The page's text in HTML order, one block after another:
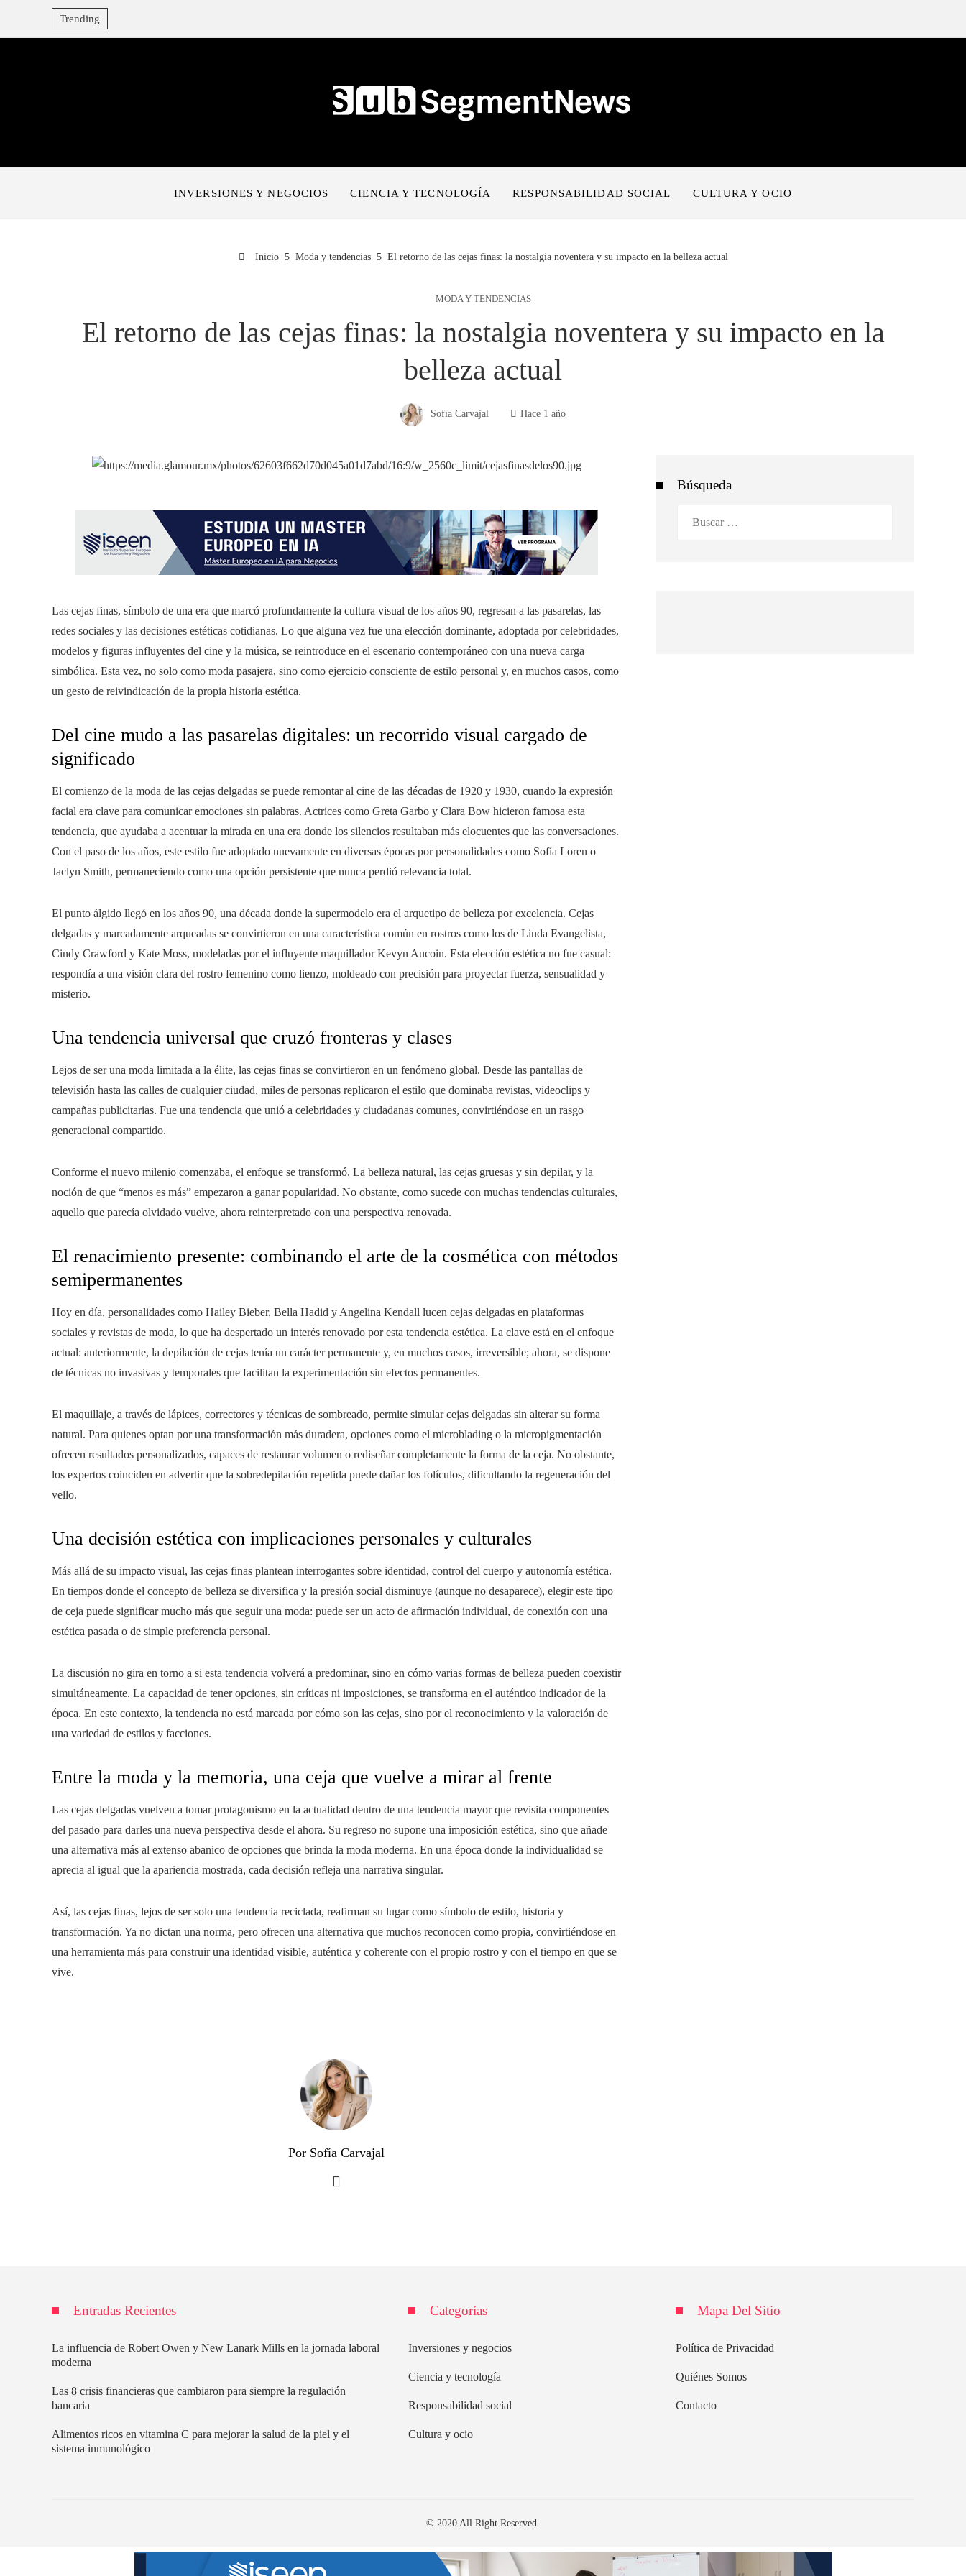
Trending
INVERSIONES Y NEGOCIOS CIENCIA Y TECNOLOGÍA RESPONSABILIDAD SOCIAL CULTURA Y OCIO
Inicio Moda y tendencias El retorno de las cejas finas: la nostalgia noventera y su impacto en la belleza actual
MODA Y TENDENCIAS
El retorno de las cejas finas: la nostalgia noventera y su impacto en la
belleza actual
Sofía Carvajal Hace 1 año
Las cejas finas, símbolo de una era que marcó profundamente la cultura visual de los años 90, regresan a las pasarelas, las
redes sociales y las decisiones estéticas cotidianas. Lo que alguna vez fue una elección dominante, adoptada por celebridades,
modelos y figuras influyentes del cine y la música, se reintroduce en el escenario contemporáneo con una nueva carga
simbólica. Esta vez, no solo como moda pasajera, sino como ejercicio consciente de estilo personal y, en muchos casos, como
un gesto de reivindicación de la propia historia estética.
Del cine mudo a las pasarelas digitales: un recorrido visual cargado de
significado
El comienzo de la moda de las cejas delgadas se puede remontar al cine de las décadas de 1920 y 1930, cuando la expresión
facial era clave para comunicar emociones sin palabras. Actrices como Greta Garbo y Clara Bow hicieron famosa esta
tendencia, que ayudaba a acentuar la mirada en una era donde los silencios resultaban más elocuentes que las conversaciones.
Con el paso de los años, este estilo fue adoptado nuevamente en diversas épocas por personalidades como Sofía Loren o
Jaclyn Smith, permaneciendo como una opción persistente que nunca perdió relevancia total.
El punto álgido llegó en los años 90, una década donde la supermodelo era el arquetipo de belleza por excelencia. Cejas
delgadas y marcadamente arqueadas se convirtieron en una característica común en rostros como los de Linda Evangelista,
Cindy Crawford y Kate Moss, modeladas por el influyente maquillador Kevyn Aucoin. Esta elección estética no fue casual:
respondía a una visión clara del rostro femenino como lienzo, moldeado con precisión para proyectar fuerza, sensualidad y
misterio.
Una tendencia universal que cruzó fronteras y clases
Lejos de ser una moda limitada a la élite, las cejas finas se convirtieron en un fenómeno global. Desde las pantallas de
televisión hasta las calles de cualquier ciudad, miles de personas replicaron el estilo que dominaba revistas, videoclips y
campañas publicitarias. Fue una tendencia que unió a celebridades y ciudadanas comunes, convirtiéndose en un rasgo
generacional compartido.
Conforme el nuevo milenio comenzaba, el enfoque se transformó. La belleza natural, las cejas gruesas y sin depilar, y la
noción de que “menos es más” empezaron a ganar popularidad. No obstante, como sucede con muchas tendencias culturales,
aquello que parecía olvidado vuelve, ahora reinterpretado con una perspectiva renovada.
El renacimiento presente: combinando el arte de la cosmética con métodos
semipermanentes
Hoy en día, personalidades como Hailey Bieber, Bella Hadid y Angelina Kendall lucen cejas delgadas en plataformas
sociales y revistas de moda, lo que ha despertado un interés renovado por esta tendencia estética. La clave está en el enfoque
actual: anteriormente, la depilación de cejas tenía un carácter permanente y, en muchos casos, irreversible; ahora, se dispone
de técnicas no invasivas y temporales que facilitan la experimentación sin efectos permanentes.
El maquillaje, a través de lápices, correctores y técnicas de sombreado, permite simular cejas delgadas sin alterar su forma
natural. Para quienes optan por una transformación más duradera, opciones como el microblading o la micropigmentación
ofrecen resultados personalizados, capaces de restaurar volumen o rediseñar completamente la forma de la ceja. No obstante,
los expertos coinciden en advertir que la sobredepilación repetida puede dañar los folículos, dificultando la regeneración del
vello.
Una decisión estética con implicaciones personales y culturales
Más allá de su impacto visual, las cejas finas plantean interrogantes sobre identidad, control del cuerpo y autonomía estética.
En tiempos donde el concepto de belleza se diversifica y la presión social disminuye (aunque no desaparece), elegir este tipo
de ceja puede significar mucho más que seguir una moda: puede ser un acto de afirmación individual, de conexión con una
estética pasada o de simple preferencia personal.
La discusión no gira en torno a si esta tendencia volverá a predominar, sino en cómo varias formas de belleza pueden coexistir
simultáneamente. La capacidad de tener opciones, sin críticas ni imposiciones, se transforma en el auténtico indicador de la
época. En este contexto, la tendencia no está marcada por cómo son las cejas, sino por el reconocimiento y la valoración de
una variedad de estilos y facciones.
Entre la moda y la memoria, una ceja que vuelve a mirar al frente
Las cejas delgadas vuelven a tomar protagonismo en la actualidad dentro de una tendencia mayor que revisita componentes
del pasado para darles una nueva perspectiva desde el ahora. Su regreso no supone una imposición estética, sino que añade
una alternativa más al extenso abanico de opciones que brinda la moda moderna. En una época donde la individualidad se
aprecia al igual que la apariencia mostrada, cada decisión refleja una narrativa singular.
Así, las cejas finas, lejos de ser solo una tendencia reciclada, reafirman su lugar como símbolo de estilo, historia y
transformación. Ya no dictan una norma, pero ofrecen una alternativa que muchos reconocen como propia, convirtiéndose en
una herramienta más para construir una identidad visible, auténtica y coherente con el propio rostro y con el tiempo en que se
vive.
Por Sofía Carvajal
Búsqueda
Entradas Recientes
La influencia de Robert Owen y New Lanark Mills en la jornada laboral
moderna
Las 8 crisis financieras que cambiaron para siempre la regulación
bancaria
Alimentos ricos en vitamina C para mejorar la salud de la piel y el
sistema inmunológico
Categorías
Inversiones y negocios
Ciencia y tecnología
Responsabilidad social
Cultura y ocio
Mapa Del Sitio
Política de Privacidad
Quiénes Somos
Contacto
© 2020 All Right Reserved.